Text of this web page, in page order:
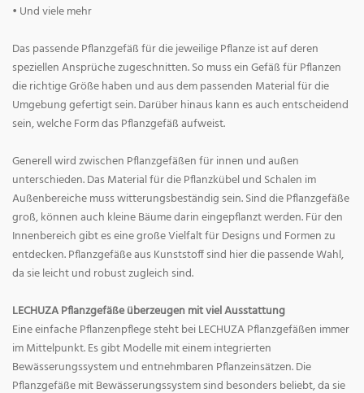
• Und viele mehr
Das passende Pflanzgefäß für die jeweilige Pflanze ist auf deren
speziellen Ansprüche zugeschnitten. So muss ein Gefäß für Pflanzen
die richtige Größe haben und aus dem passenden Material für die
Umgebung gefertigt sein. Darüber hinaus kann es auch entscheidend
sein, welche Form das Pflanzgefäß aufweist.
Generell wird zwischen Pflanzgefäßen für innen und außen
unterschieden. Das Material für die Pflanzkübel und Schalen im
Außenbereiche muss witterungsbeständig sein. Sind die Pflanzgefäße
groß, können auch kleine Bäume darin eingepflanzt werden. Für den
Innenbereich gibt es eine große Vielfalt für Designs und Formen zu
entdecken. Pflanzgefäße aus Kunststoff sind hier die passende Wahl,
da sie leicht und robust zugleich sind.
LECHUZA Pflanzgefäße überzeugen mit viel Ausstattung
Eine einfache Pflanzenpflege steht bei LECHUZA Pflanzgefäßen immer
im Mittelpunkt. Es gibt Modelle mit einem integrierten
Bewässerungssystem und entnehmbaren Pflanzeinsätzen. Die
Pflanzgefäße mit Bewässerungssystem sind besonders beliebt, da sie